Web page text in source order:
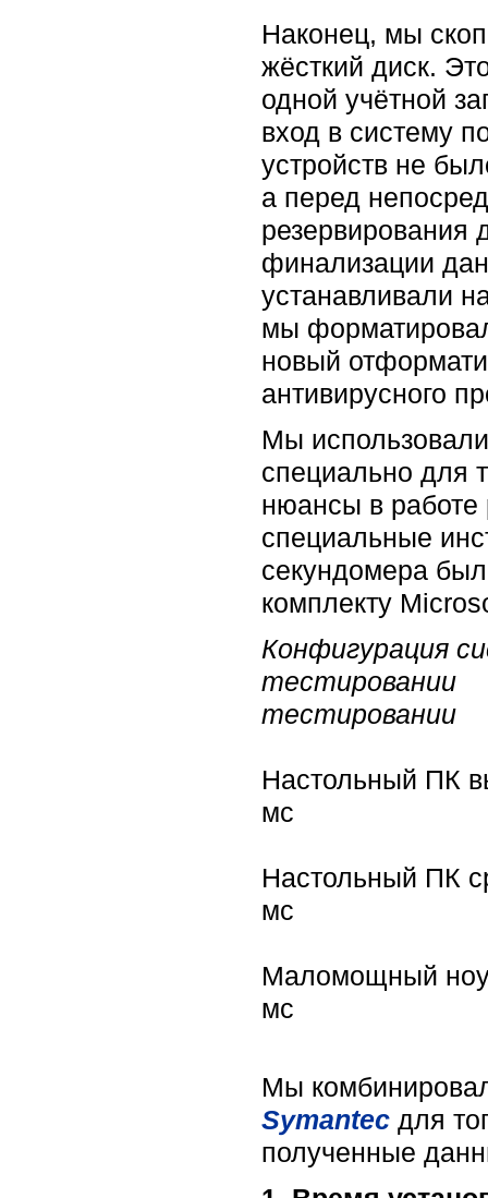
Наконец, мы
жёсткий диск.
одной учётной
вход в систему
устройств не
а перед
резервирования
финализации
устанавливали
мы
новый
антивирусного
Мы
специально для
нюансы в работе
специальные
секундомера
комплекту
тестировании
Настольный
мс
мс
мс
Мы
Symantec для
полученные